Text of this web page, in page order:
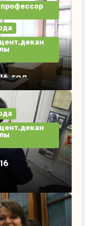
профессор
год.